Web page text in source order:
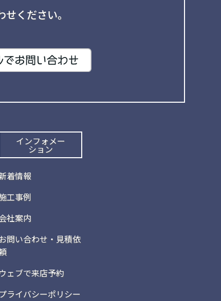
ください。
インフォメー
ション
着情報
工事例
社案内
問い合わせ・見積依
ウェブで来店予約
プライバシーポリシー